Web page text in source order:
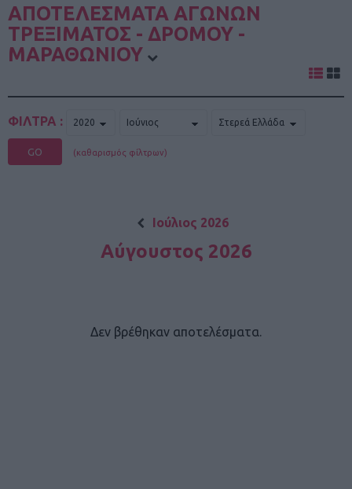
ΑΠΟΤΕΛΕΣΜΑΤΑ ΑΓΩΝΩΝ
ΤΡΕΞΙΜΑΤΟΣ - ΔΡΟΜΟΥ -
ΜΑΡΑΘΩΝΙΟΥ
ΦΙΛΤΡΑ :
GO (καθαρισμός φίλτρων)
Ιούλιος 2026
Αύγουστος 2026
Δεν βρέθηκαν αποτελέσματα.